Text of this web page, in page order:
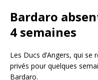
Bardaro
4 semaines
Les Ducs d’Angers, qui
privés pour quelques
Bardaro.